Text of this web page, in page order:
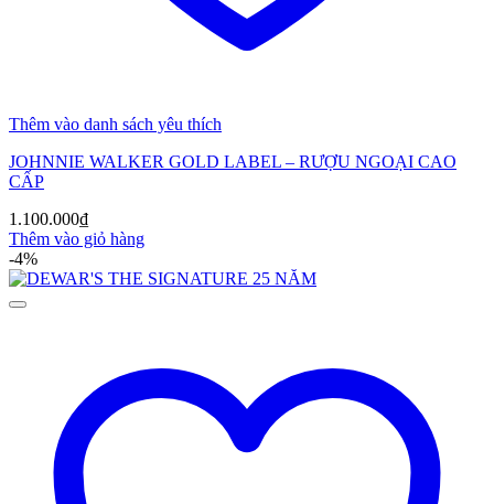
Thêm vào danh sách yêu thích
JOHNNIE WALKER GOLD LABEL – RƯỢU NGOẠI CAO
CẤP
1.100.000₫
Thêm vào giỏ hàng
-4%